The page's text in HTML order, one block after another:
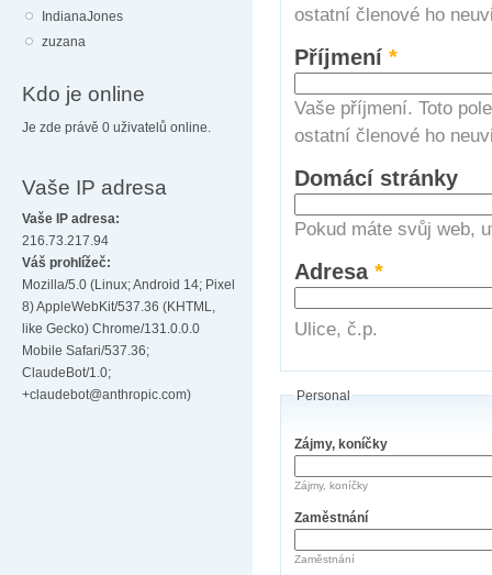
IndianaJones
zuzana
Kdo je online
Je zde právě 0 uživatelů online.
Vaše IP adresa
Vaše IP adresa:
216.73.217.94
Váš prohlížeč:
Mozilla/5.0 (Linux; Android 14; Pixel
8) AppleWebKit/537.36 (KHTML,
like Gecko) Chrome/131.0.0.0
Mobile Safari/537.36;
ClaudeBot/1.0;
+claudebot@anthropic.com)
ostatní členové ho
Příjmení*
Vaše příjmení. Toto
ostatní členové ho
Domácí stránky
Pokud máte svůj web,
Adresa*
Ulice, č.p.
Personal
Zájmy, koníčky
Zájmy, koníčky
Zaměstnání
Zaměstnání